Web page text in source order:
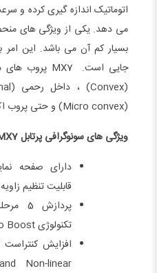
اتوماتیک اندازه گیری کرده و
می دهد. یکی از ویژگی های
بسیار کم آن می باشد. این
(Micro convex) و حتی پروب اکو را پشتیبانی می کند.
ویژگی های سونوگرافی پرتابل
قابلیت تنظیم زاویه 180 درجه
تکنولوژی Echo Boost
افزایش
Non-linear